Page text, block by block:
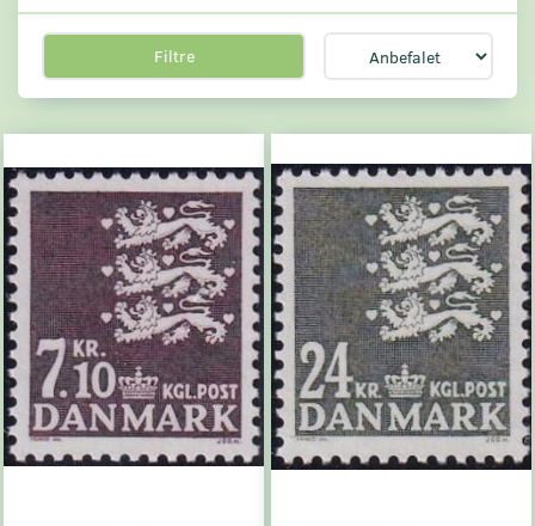
Filtre